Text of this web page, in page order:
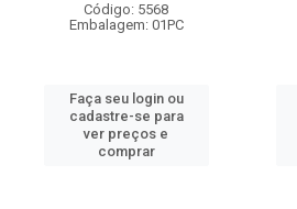
Código: 5568
Embalagem: 01PC
Faça seu login ou
cadastre-se para
ver preços e
comprar